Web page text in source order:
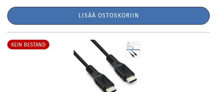
LISÄÄ OSTOSKORIIN
KEIN BESTAND